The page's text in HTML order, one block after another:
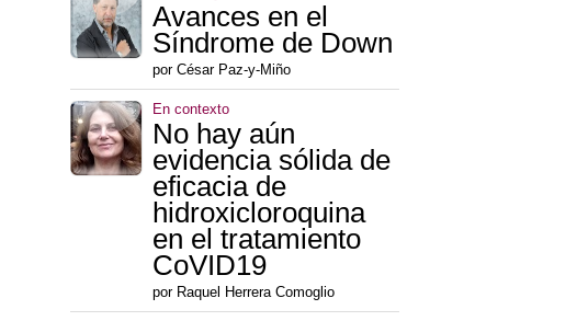
Avances en el
Síndrome de Down
por César Paz-y-Miño
En contexto
No hay aún
evidencia sólida de
eficacia de
hidroxicloroquina
en el tratamiento
CoVID19
por Raquel Herrera Comoglio